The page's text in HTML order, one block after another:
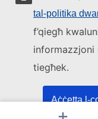
tal-politika
f’qiegħ
tiegħek.
Aċċetta l-
Iltaqa’ magħna
Media soċjali
Fittex mezzi tal-
L-istituzzjonijiet